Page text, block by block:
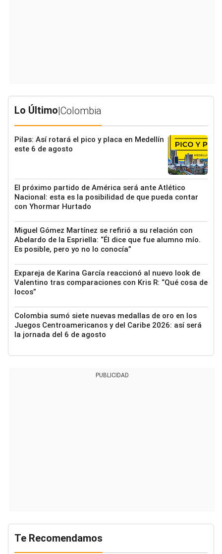
Lo Último|Colombia
Pilas: Así rotará el pico y placa en Medellín
este 6 de agosto
El próximo partido de América será ante Atlético
Nacional: esta es la posibilidad de que pueda contar
con Yhormar Hurtado
Miguel Gómez Martínez se refirió a su relación con
Abelardo de la Espriella: “Él dice que fue alumno mío.
Es posible, pero yo no lo conocía”
Expareja de Karina García reaccionó al nuevo look de
Valentino tras comparaciones con Kris R: “Qué cosa de
locos”
Colombia sumó siete nuevas medallas de oro en los
Juegos Centroamericanos y del Caribe 2026: así será
la jornada del 6 de agosto
PUBLICIDAD
Te Recomendamos